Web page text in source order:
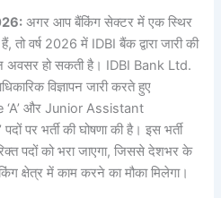
अगर आप बैंकिंग सेक्टर में एक स्थिर
तो वर्ष 2026 में IDBI बैंक द्वारा जारी की
अवसर हो सकती है। IDBI Bank Ltd.
विज्ञापन जारी करते हुए
और Junior Assistant
पर भर्ती की घोषणा की है। इस भर्ती
पदों को भरा जाएगा, जिससे देशभर के
क्षेत्र में काम करने का मौका मिलेगा।